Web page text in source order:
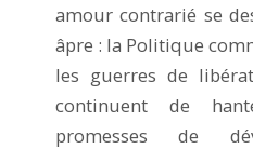
amour contrarié se
âpre : la Politique
les guerres de
continuent de
promesses de